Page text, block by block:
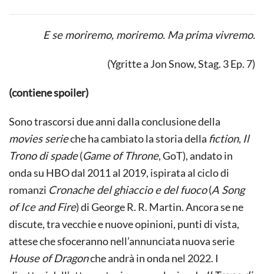
E se moriremo, moriremo. Ma prima vivremo.
(Ygritte a Jon Snow, Stag. 3 Ep. 7)
(contiene spoiler)
Sono trascorsi due anni dalla conclusione della
movies serieche ha cambiato la storia della fiction, Il
Trono di spade(Game of Throne, GoT), andato in
onda su HBO dal 2011 al 2019, ispirata al ciclo di
romanzi Cronache del ghiaccio e del fuoco(A Song
of Ice and Fire) di George R. R. Martin. Ancora se ne
discute, tra vecchie e nuove opinioni, punti di vista,
attese che sfoceranno nell’annunciata nuova serie
House of Dragonche andrà in onda nel 2022. I